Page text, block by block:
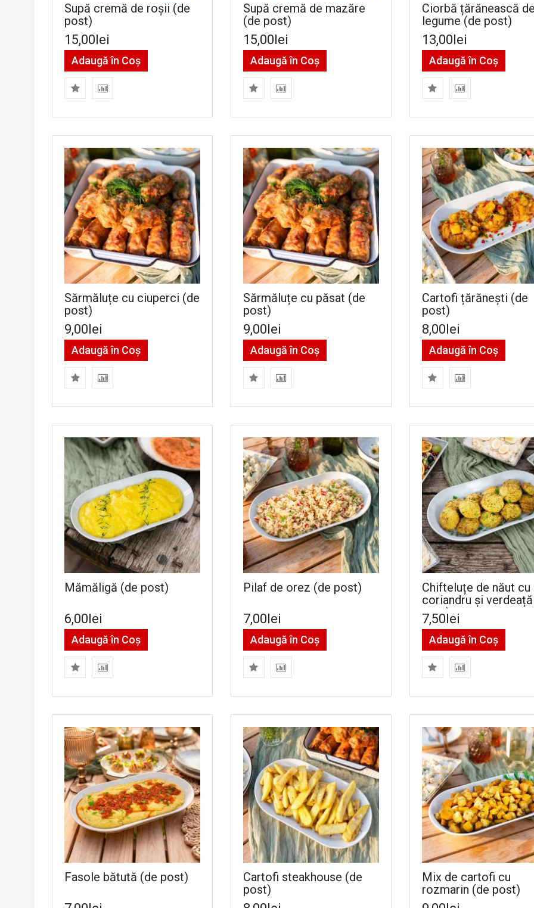
Supă cremă de roșii (de
post)
15,00lei
Adaugă în Coş
Supă cremă de mazăre
(de post)
15,00lei
Adaugă în Coş
Ciorbă țărănească
legume (de post)
13,00lei
Adaugă în Coş
Sărmăluțe cu ciuperci (de
post)
9,00lei
Adaugă în Coş
Sărmăluțe cu păsat (de
post)
9,00lei
Adaugă în Coş
Cartofi țărănești (de
post)
8,00lei
Adaugă în Coş
Mămăligă (de post)
6,00lei
Adaugă în Coş
Pilaf de orez (de post)
7,00lei
Adaugă în Coş
Chifteluțe de năut cu
coriandru și
post)
7,50lei
Adaugă în Coş
Fasole bătută (de post)
Cartofi steakhouse (de
post)
Mix de cartofi cu
rozmarin (de post)